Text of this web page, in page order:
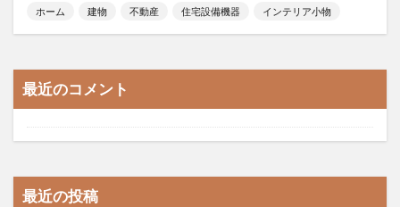
ホーム 建物 不動産 住宅設備機器 インテリア小物
最近のコメント
最近の投稿